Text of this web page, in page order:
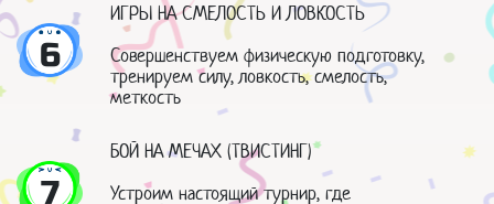
6
ИГРЫ НА СМЕЛОСТЬ И ЛОВКОСТЬ
Совершенствуем физическую подготовку,
тренируем силу, ловкость, смелость,
меткость
7
БОЙ НА МЕЧАХ (ТВИСТИНГ)
Устроим настоящий турнир, где